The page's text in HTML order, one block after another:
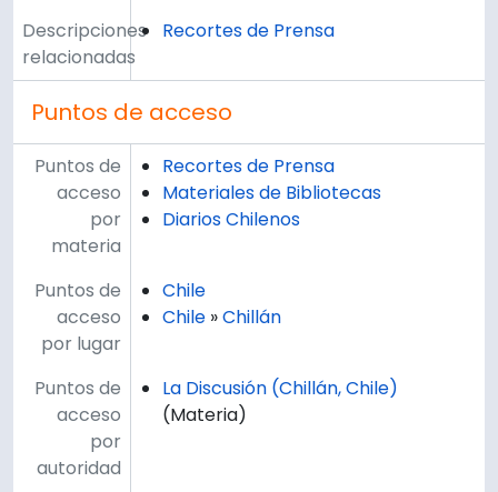
Descripciones
relacionadas
Recortes de Prensa
Puntos de acceso
Puntos de
acceso
por
materia
Recortes de Prensa
Materiales de Bibliotecas
Diarios Chilenos
Puntos de
acceso
por lugar
Chile
Chile »Chillán
Puntos de
acceso
por
autoridad
La Discusión (Chillán, Chile)
(Materia)